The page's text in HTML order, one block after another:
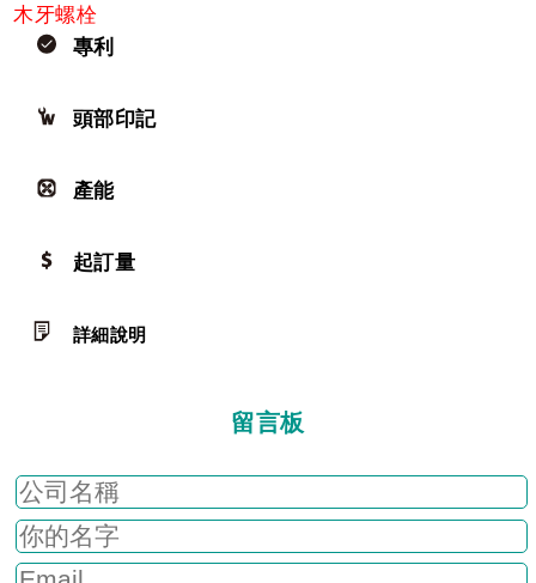
木牙螺栓
專利
頭部印記
產能
起訂量
詳細說明
留言板